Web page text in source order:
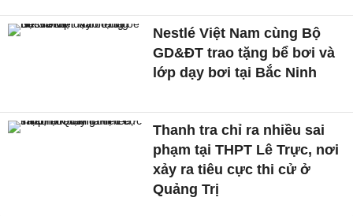
Nestlé Việt Nam cùng Bộ
GD&ĐT trao tặng bể bơi và
lớp dạy bơi tại Bắc Ninh
Thanh tra chỉ ra nhiều sai
phạm tại THPT Lê Trực, nơi
xảy ra tiêu cực thi cử ở
Quảng Trị